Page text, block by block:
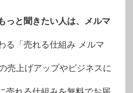
っと聞きたい人は、メルマ
る「売れる仕組み メルマ
売上げアップやビジネスに